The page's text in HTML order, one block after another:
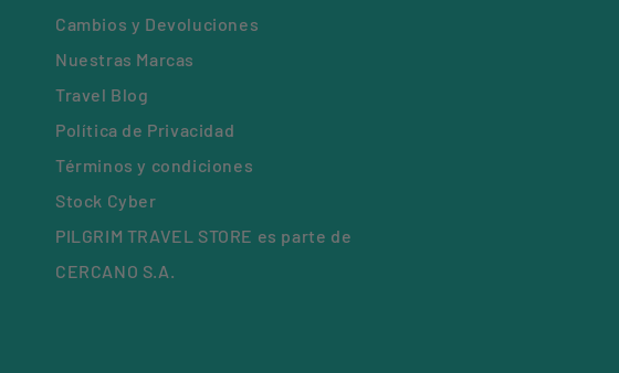
Cambios y Devoluciones
Nuestras Marcas
Travel Blog
Política de Privacidad
Términos y condiciones
Stock Cyber
PILGRIM TRAVEL STORE es parte de
CERCANO S.A.